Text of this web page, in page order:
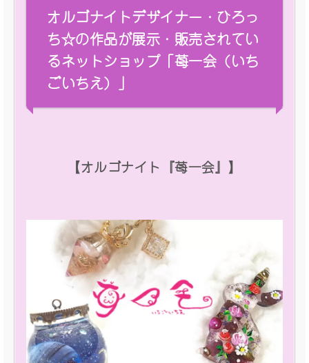
オルゴナイトデザイナー・ひろっ
ち☆の作品が展示・販売されてい
るネットショップ「苺一会（いち
ごいちえ）」
【オルゴナイト『苺一会』】